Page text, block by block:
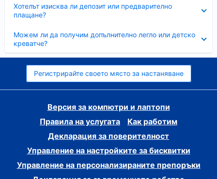
Хотелът изисква ли депозит или предварително
плащане?
Можем ли да получим допълнително легло или детско
креватче?
Регистрирайте своето място за настаняване
Версия за компютри и лаптопи
Правила на услугата
Как работим
Декларация за поверителност
Управление на настройките за бисквитки
Управление на персонализираните препоръки